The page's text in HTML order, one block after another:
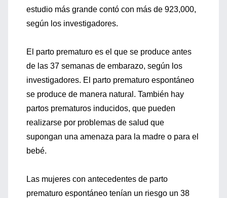
estudio más grande contó con más de 923,000,
según los investigadores.
El parto prematuro es el que se produce antes
de las 37 semanas de embarazo, según los
investigadores. El parto prematuro espontáneo
se produce de manera natural. También hay
partos prematuros inducidos, que pueden
realizarse por problemas de salud que
supongan una amenaza para la madre o para el
bebé.
Las mujeres con antecedentes de parto
prematuro espontáneo tenían un riesgo un 38